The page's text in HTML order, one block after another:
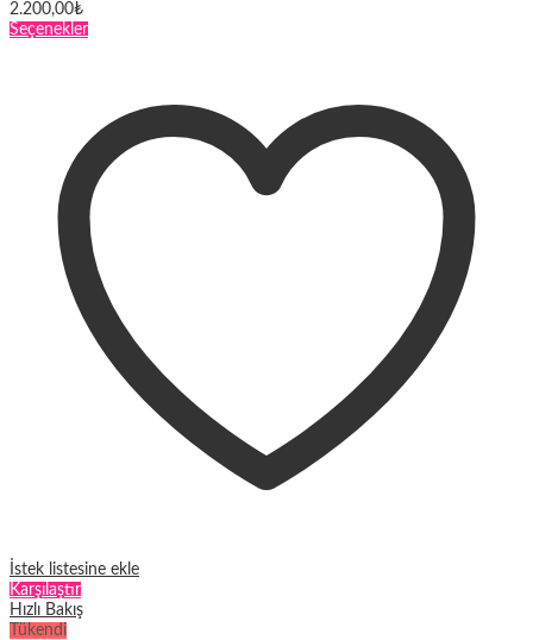
2.200,00₺
SeçeneklerBu
varyasyonu
var.
Seçenekler
ürün
sayfasından
seçilebilir
İstek listesine ekle
Karşılaştır
Hızlı Bakış
Tükendi